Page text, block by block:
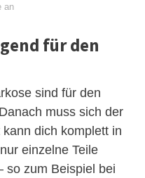
an
für den
sind für den
muss sich der
dich komplett in
einzelne Teile
so zum Beispiel bei